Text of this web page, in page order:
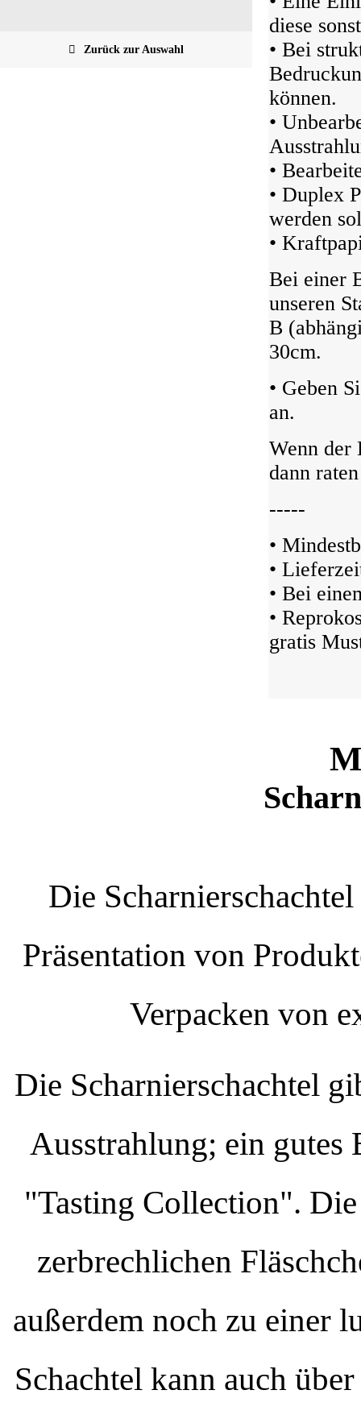
Zurück zur Auswahl
diese
• Bei
können.
•
•
• Duplex
werden
•
Bei einer
unseren
B
30cm.
• Geben
an.
Wenn der
dann
-----
•
•
• Bei
•
gratis
Die
Präsentation von
Verpacken von
Die Scharnierschachtel
Ausstrahlung; ein gutes
"Tasting Collection".
zerbrechlichen
außerdem noch zu einer
Schachtel kann auch